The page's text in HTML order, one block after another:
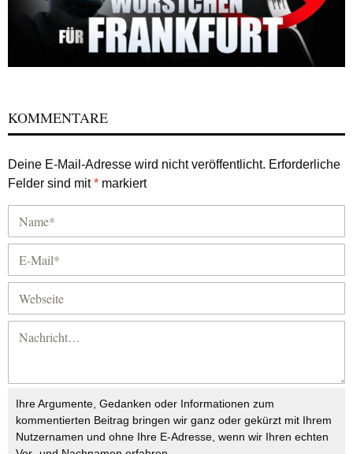
KOMMENTARE
Deine E-Mail-Adresse wird nicht veröffentlicht. Erforderliche
Felder sind mit* markiert
Ihre Argumente, Gedanken oder Informationen zum
kommentierten Beitrag bringen wir ganz oder gekürzt mit Ihrem
Nutzernamen und ohne Ihre E-Adresse, wenn wir Ihren echten